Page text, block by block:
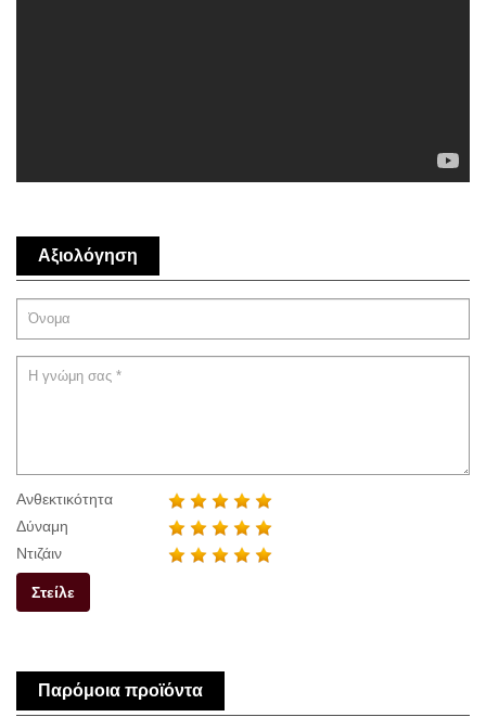
Αξιολόγηση
Ανθεκτικότητα
Δύναμη
Ντιζάιν
Στείλε
Παρόμοια προϊόντα